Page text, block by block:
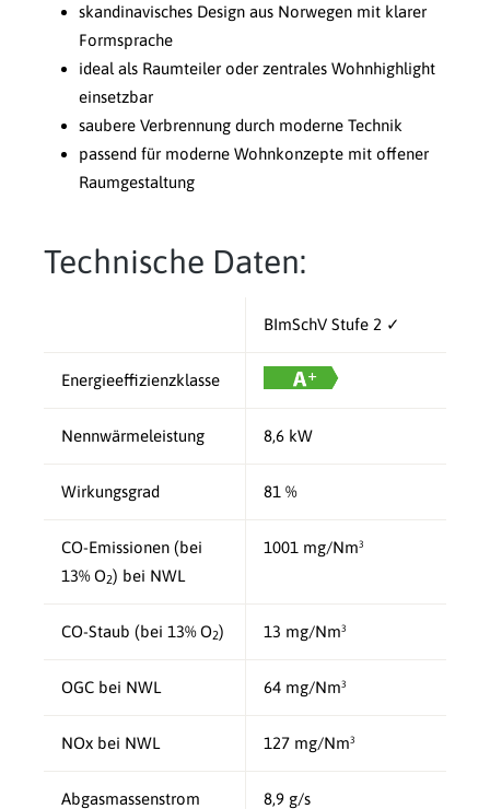
skandinavisches Design aus Norwegen mit klarer
Formsprache
ideal als Raumteiler oder zentrales Wohnhighlight
einsetzbar
saubere Verbrennung durch moderne Technik
passend für moderne Wohnkonzepte mit offener
Raumgestaltung
Technische Daten:
BImSchV Stufe 2 ✓
Energieeffizienzklasse
Nennwärmeleistung 8,6 kW
Wirkungsgrad 81 %
CO-Emissionen (bei
13% O2) bei NWL
1001 mg/Nm³
CO-Staub (bei 13% O2) 13 mg/Nm³
OGC bei NWL 64 mg/Nm³
NOx bei NWL 127 mg/Nm³
Abgasmassenstrom 8,9 g/s